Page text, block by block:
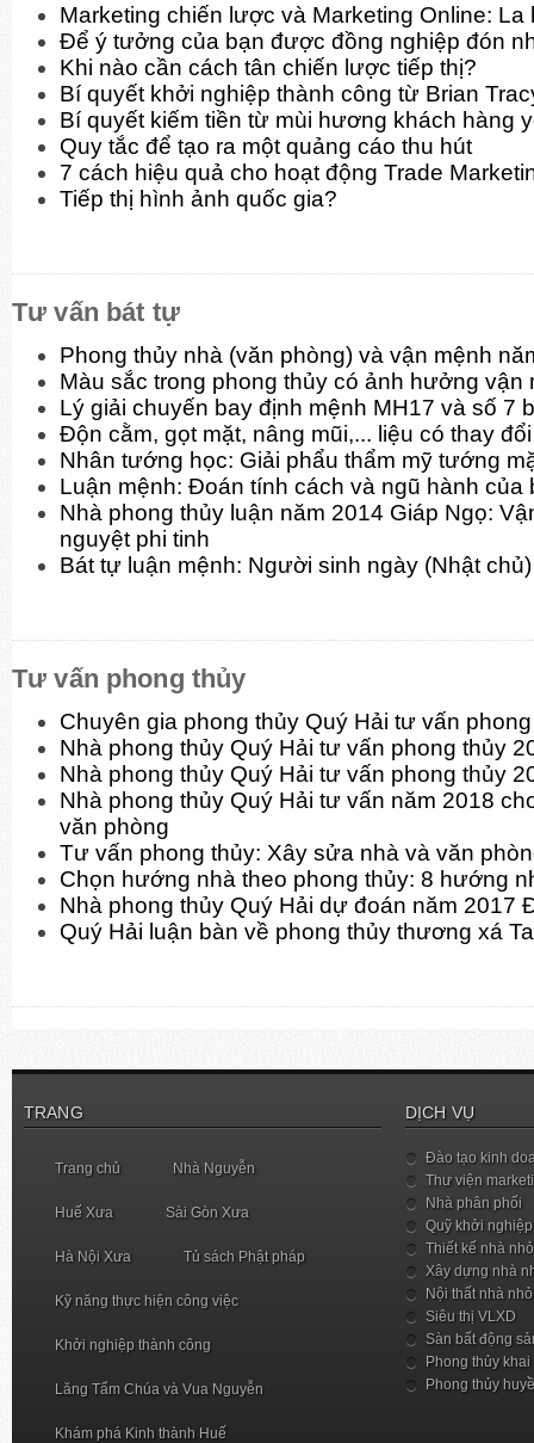
Marketing chiến lược và Marketing Online: La
Để ý tưởng của bạn được đồng nghiệp đón
Khi nào cần cách tân chiến lược tiếp thị?
Bí quyết khởi nghiệp thành công từ Brian
Bí quyết kiếm tiền từ mùi hương khách hàng
Quy tắc để tạo ra một quảng cáo thu hút
7 cách hiệu quả cho hoạt động Trade
Tiếp thị hình ảnh quốc gia?
Tư vấn bát tự
Phong thủy nhà (văn phòng) và vận mệnh
Màu sắc trong phong thủy có ảnh hưởng vận
Lý giải chuyến bay định mệnh MH17 và số 7
Độn cằm, gọt mặt, nâng mũi,... liệu có thay
Nhân tướng học: Giải phẩu thẩm mỹ tướng
Luận mệnh: Đoán tính cách và ngũ hành của
Nhà phong thủy luận năm 2014 Giáp Ngọ:
nguyệt phi tinh
Bát tự luận mệnh: Người sinh ngày (Nhật
Tư vấn phong thủy
Chuyên gia phong thủy Quý Hải tư vấn
Nhà phong thủy Quý Hải tư vấn phong thủy
Nhà phong thủy Quý Hải tư vấn phong thủy
Nhà phong thủy Quý Hải tư vấn năm 2018
văn phòng
Tư vấn phong thủy: Xây sửa nhà và văn
Chọn hướng nhà theo phong thủy: 8 hướng
Nhà phong thủy Quý Hải dự đoán năm 2017
Quý Hải luận bàn về phong thủy thương xá
TRANG
Trang chủ Nhà Nguyễn
Huế Xưa Sài Gòn Xưa
Hà Nội Xưa Tủ sách Phật pháp
Kỹ năng thực hiện công việc
Khởi nghiệp thành công
Lăng Tẩm Chúa và Vua Nguyễn
Khám phá Kinh thành Huế
DỊCH VỤ
Đào tạo kinh
Thư viện
Nhà phân phối
Quỹ khởi nghiệp
Thiết kế nhà nhỏ
Xây dựng nhà
Nội thất nhà nhỏ
Siêu thị VLXD
Sàn bất động
Phong thủy khai
Phong thủy